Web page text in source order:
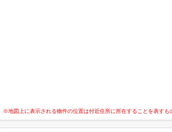
※地図上に表示される物件の位置は付近住所に所在することを表すも